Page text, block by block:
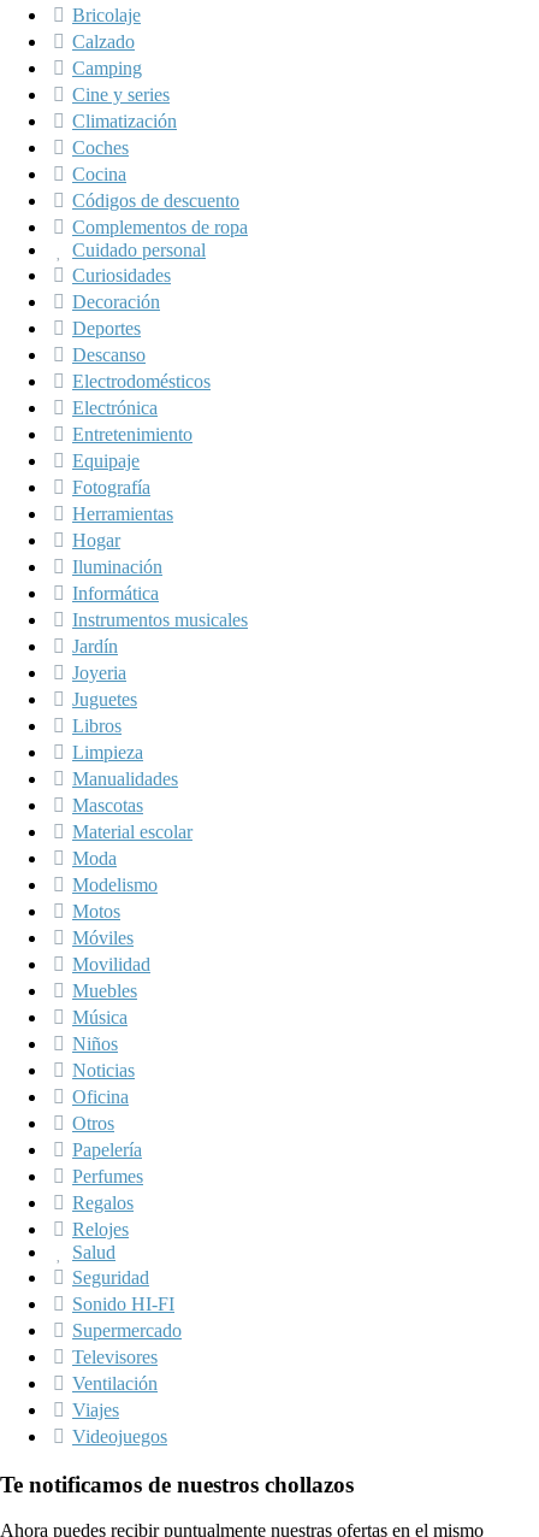
Bricolaje
Calzado
Camping
Cine y series
Climatización
Coches
Cocina
Códigos de descuento
Complementos de ropa
Cuidado personal
Curiosidades
Decoración
Deportes
Descanso
Electrodomésticos
Electrónica
Entretenimiento
Equipaje
Fotografía
Herramientas
Hogar
Iluminación
Informática
Instrumentos musicales
Jardín
Joyeria
Juguetes
Libros
Limpieza
Manualidades
Mascotas
Material escolar
Moda
Modelismo
Motos
Móviles
Movilidad
Muebles
Música
Niños
Noticias
Oficina
Otros
Papelería
Perfumes
Regalos
Relojes
Salud
Seguridad
Sonido HI-FI
Supermercado
Televisores
Ventilación
Viajes
Videojuegos
Te notificamos de nuestros chollazos
Ahora puedes recibir puntualmente nuestras ofertas en el mismo